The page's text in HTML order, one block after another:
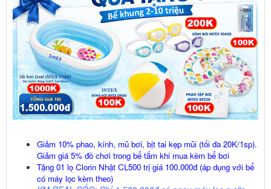
Giảm 10% phao, kính, mũ bơi, bịt tai kẹp mũi (tối đa 20K/1sp).
Giảm giá 5% đồ chơi trong bể tắm khi mua kèm bể bơi
Tặng 01 lọ Clorin Nhật CL500 trị giá 100.000đ (áp dụng với bể
có máy lọc kèm theo)